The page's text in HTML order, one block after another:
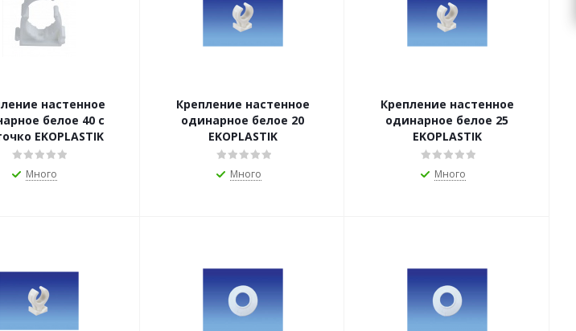
настенное
белое 40 c
EKOPLASTIK
Много
Крепление настенное
одинарное белое 20
EKOPLASTIK
Много
Крепление настенное
одинарное белое 25
EKOPLASTIK
Много